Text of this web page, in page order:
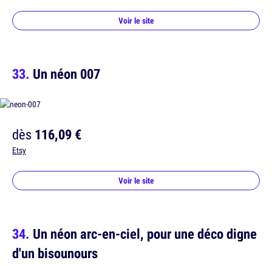
Voir le site
Un néon 007
dès116,09 €
Etsy
Voir le site
Un néon arc-en-ciel, pour une déco digne
d'un bisounours